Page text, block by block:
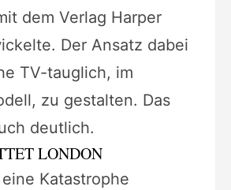
dem Verlag Harper
Der Ansatz dabei
TV-tauglich, im
zu gestalten. Das
deutlich.
LONDON
Katastrophe